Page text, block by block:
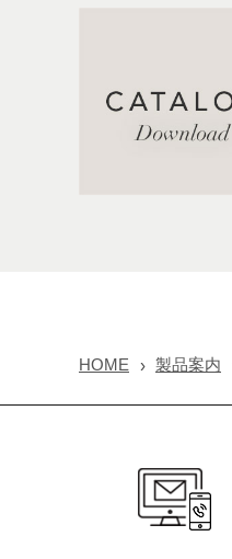
HOME 製品案内